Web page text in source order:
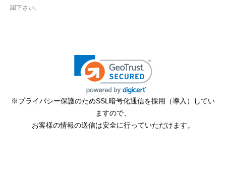
認下さい。
※プライバシー保護のためSSL暗号化通信を採用（導入）してい
ますので、
お客様の情報の送信は安全に行っていただけます。